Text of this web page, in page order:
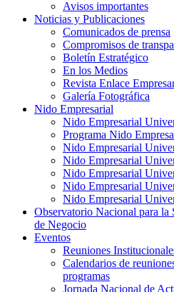
Avisos importantes
Noticias y Publicaciones
Comunicados de prensa
Compromisos de
Boletín Estratégico
En los Medios
Revista Enlace
Galería Fotográfica
Nido Empresarial
Nido Empresarial
Programa Nido
Nido Empresarial
Nido Empresarial
Nido Empresarial
Nido Empresarial
Nido Empresarial
Observatorio Nacional para
de Negocio
Eventos
Reuniones
Calendarios de
programas
Jornada Nacional de